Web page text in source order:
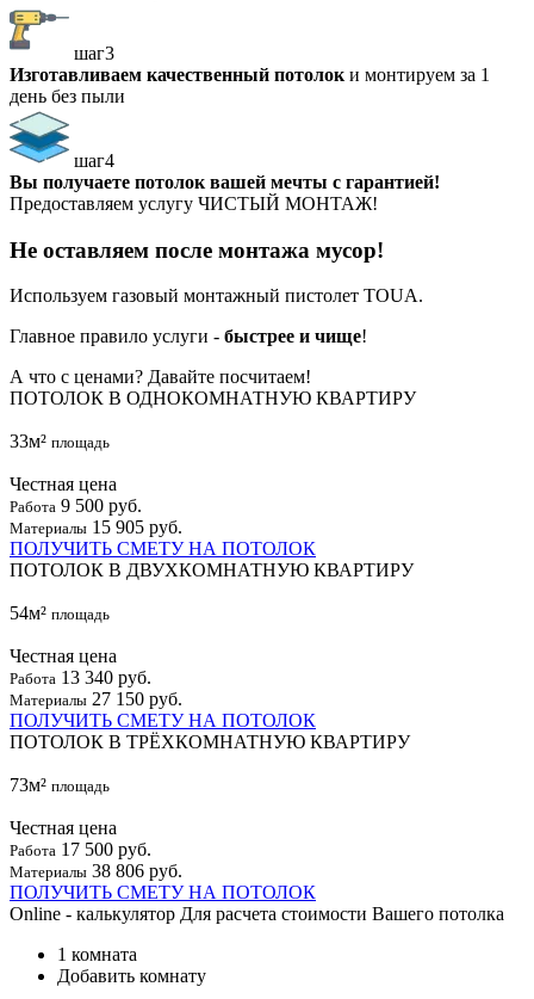
шаг3
Изготавливаем качественный потолок и монтируем за 1
день без пыли
шаг4
Вы получаете потолок вашей мечты с гарантией!
Предоставляем услугу ЧИСТЫЙ МОНТАЖ!
Не оставляем после монтажа мусор!
Используем газовый монтажный пистолет TOUA.
Главное правило услуги - быстрее и чище!
А что с ценами? Давайте посчитаем!
ПОТОЛОК В ОДНОКОМНАТНУЮ КВАРТИРУ
33м² площадь
Честная цена
Работа 9 500 руб.
Материалы 15 905 руб.
ПОЛУЧИТЬ СМЕТУ НА ПОТОЛОК
ПОТОЛОК В ДВУХКОМНАТНУЮ КВАРТИРУ
54м² площадь
Честная цена
Работа 13 340 руб.
Материалы 27 150 руб.
ПОЛУЧИТЬ СМЕТУ НА ПОТОЛОК
ПОТОЛОК В ТРЁХКОМНАТНУЮ КВАРТИРУ
73м² площадь
Честная цена
Работа 17 500 руб.
Материалы 38 806 руб.
ПОЛУЧИТЬ СМЕТУ НА ПОТОЛОК
Online - калькулятор Для расчета стоимости Вашего потолка
1 комната
Добавить комнату